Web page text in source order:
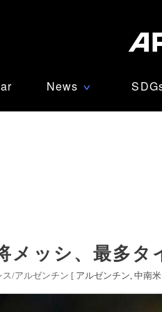
News ∨
メッシ、最多タ
/アルゼンチン [ アルゼンチン 中南米